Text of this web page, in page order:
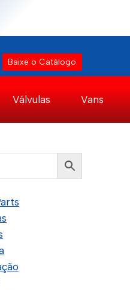
Baixe o Catálogo
Válvulas Vans